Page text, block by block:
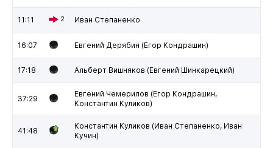
11:11 2 Иван Степаненко
16:07 Евгений Дерябин (Егор Кондрашин)
17:18 Альберт Вишняков (Евгений Шинкарецкий)
37:29
Евгений Чемерилов (Егор Кондрашин,
Константин Куликов)
41:48
Константин Куликов (Иван Степаненко, Иван
Кучин)